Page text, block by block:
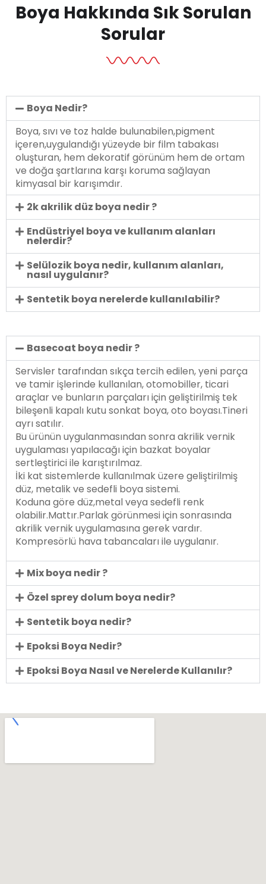
Boya Hakkında Sık Sorulan
Sorular
Boya Nedir?
Boya, sıvı ve toz halde bulunabilen,pigment
içeren,uygulandığı yüzeyde bir film tabakası
oluşturan, hem dekoratif görünüm hem de ortam
ve doğa şartlarına karşı koruma sağlayan
kimyasal bir karışımdır.
2k akrilik düz boya nedir ?
Endüstriyel boya ve kullanım alanları
nelerdir?
Selülozik boya nedir, kullanım alanları,
nasıl uygulanır?
Sentetik boya nerelerde kullanılabilir?
Basecoat boya nedir ?
Servisler tarafından sıkça tercih edilen, yeni parça
ve tamir işlerinde kullanılan, otomobiller, ticari
araçlar ve bunların parçaları için geliştirilmiş tek
bileşenli kapalı kutu sonkat boya, oto boyası.Tineri
ayrı satılır.
Bu ürünün uygulanmasından sonra akrilik vernik
uygulaması yapılacağı için bazkat boyalar
sertleştirici ile karıştırılmaz.
İki kat sistemlerde kullanılmak üzere geliştirilmiş
düz, metalik ve sedefli boya sistemi.
Koduna göre düz,metal veya sedefli renk
olabilir.Mattır.Parlak görünmesi için sonrasında
akrilik vernik uygulamasına gerek vardır.
Kompresörlü hava tabancaları ile uygulanır.
Mix boya nedir ?
Özel sprey dolum boya nedir?
Sentetik boya nedir?
Epoksi Boya Nedir?
Epoksi Boya Nasıl ve Nerelerde Kullanılır?